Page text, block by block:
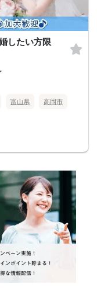
したい方限
富山県 高岡市